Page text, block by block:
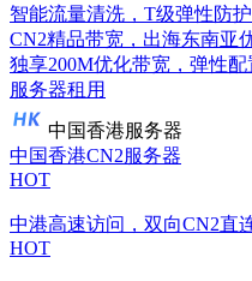
智能流量清洗，T级弹性防护
CN2精品带宽，出海东南亚
独享200M优化带宽，弹性配
服务器租用
中国香港服务器
中国香港CN2服务器
HOT
中港高速访问，双向CN2直
HOT